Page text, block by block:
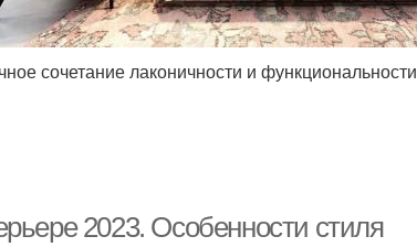
сочетание лаконичности и функциональности
2023. Особенности стиля